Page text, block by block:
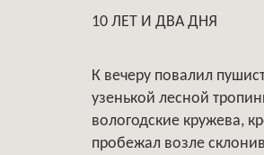
10 ЛЕТ И ДВА ДНЯ
К вечеру повалил
узенькой лесной
вологодские кружева,
пробежал возле